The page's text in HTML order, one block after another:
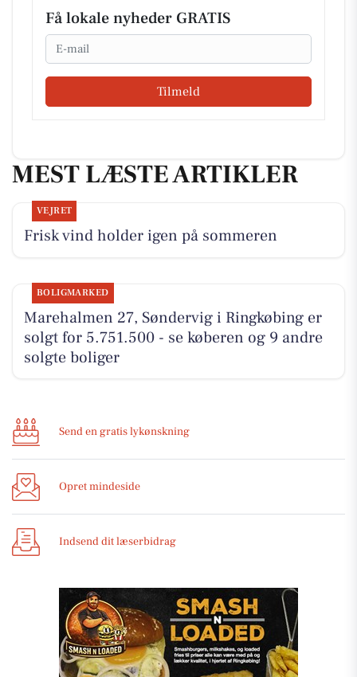
Få lokale nyheder GRATIS
Email
Tilmeld
MEST LÆSTE ARTIKLER
VEJRET
Frisk vind holder igen på sommeren
BOLIGMARKED
Marehalmen 27, Søndervig i Ringkøbing er
solgt for 5.751.500 - se køberen og 9 andre
solgte boliger
Send en gratis lykønskning
Opret mindeside
Indsend dit læserbidrag